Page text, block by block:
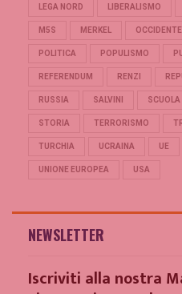
LEGA NORD LIBERALISMO
M5S MERKEL OCCIDENTE
POLITICA POPULISMO
REFERENDUM RENZI
RUSSIA SALVINI SCUOLA
STORIA TERRORISMO
TURCHIA UCRAINA UE
UNIONE EUROPEA USA
NEWSLETTER
Iscriviti alla nostra